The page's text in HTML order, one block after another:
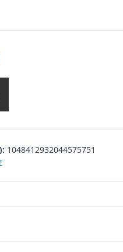
1048412932044575751